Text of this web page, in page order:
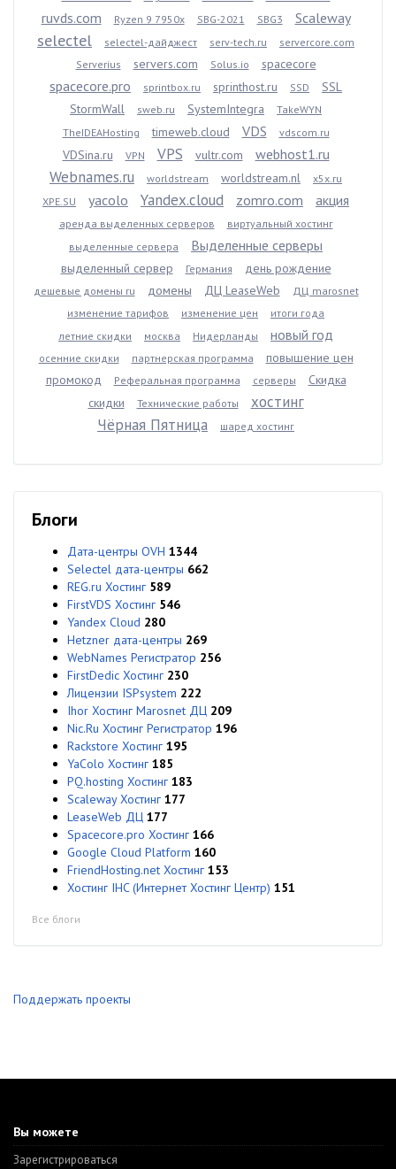
ruvds.com Ryzen 9 7950x SBG-2021 SBG3 Scaleway
selectel selectel-дайджест serv-tech.ru
servercore.com
Serverius
servers.com Solus.io spacecore
spacecore.pro sprintbox.ru sprinthost.ru SSD
SSL
StormWall
sweb.ru SystemIntegra
TakeWYN
TheIDEAHosting
timeweb.cloud VDS vdscom.ru
VDSina.ru VPN VPS vultr.com webhost1.ru
Webnames.ru worldstream worldstream.nl
x5x.ru
XPE.SU
yacolo Yandex.cloud zomro.com акция
аренда выделенных серверов
виртуальный хостинг
выделенные сервера
Выделенные серверы
выделенный сервер Германия день рождение
дешевые домены ru домены ДЦ LeaseWeb
ДЦ marosnet
изменение тарифов
изменение цен
итоги года
летние скидки
москва Нидерланды новый год
осенние скидки партнерская программа
повышение цен
промокод
Реферальная программа серверы
Скидка
скидки
Технические работы
хостинг
Чёрная Пятница
шаред хостинг
Блоги
Дата-центры OVH 1344
Selectel дата-центры 662
REG.ru Хостинг 589
FirstVDS Хостинг 546
Yandex Cloud 280
Hetzner дата-центры 269
WebNames Регистратор 256
FirstDedic Хостинг 230
Лицензии ISPsystem 222
Ihor Хостинг Marosnet ДЦ 209
Nic.Ru Хостинг Регистратор 196
Rackstore Хостинг 195
YaColo Хостинг 185
PQ.hosting Хостинг 183
Scaleway Хостинг 177
LeaseWeb ДЦ 177
Spacecore.pro Хостинг 166
Google Cloud Platform 160
FriendHosting.net Хостинг 153
Хостинг IHC (Интернет Хостинг Центр) 151
Все блоги
Поддержать проекты
Вы можете
Зарегистрироваться